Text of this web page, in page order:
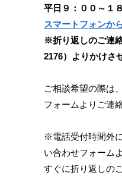
平日９：００～１
スマートフォンか
※折り返しのご連
2176）よりかけさ
ご相談希望の際は
フォームよりご連
※電話受付時間外
い合わせフォーム
すぐに折り返しの